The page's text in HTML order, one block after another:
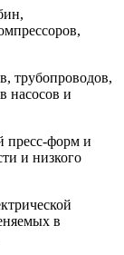
трубопроводов,
насосов и
пресс-форм и
и низкого
в